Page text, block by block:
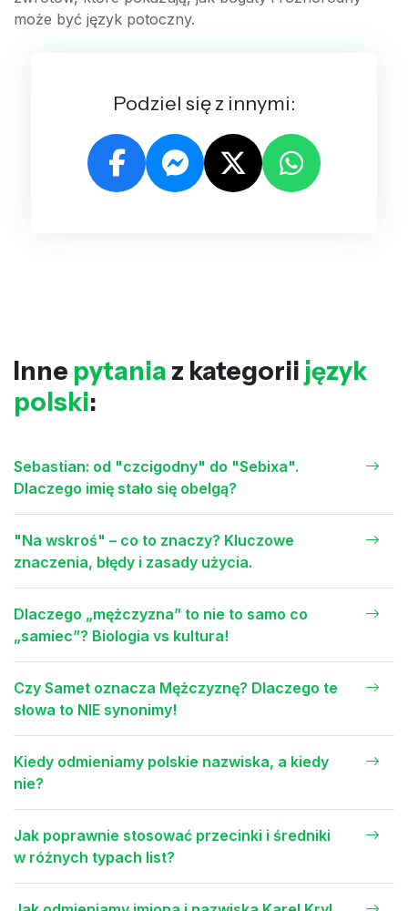
może być język potoczny.
Podziel się z innymi:
Inne pytania z kategorii język
polski:
Sebastian: od "czcigodny" do "Sebixa".
Dlaczego imię stało się obelgą?
"Na wskroś" – co to znaczy? Kluczowe
znaczenia, błędy i zasady użycia.
Dlaczego „mężczyzna” to nie to samo co
„samiec”? Biologia vs kultura!
Czy Samet oznacza Mężczyznę? Dlaczego te
słowa to NIE synonimy!
Kiedy odmieniamy polskie nazwiska, a kiedy
nie?
Jak poprawnie stosować przecinki i średniki
w różnych typach list?